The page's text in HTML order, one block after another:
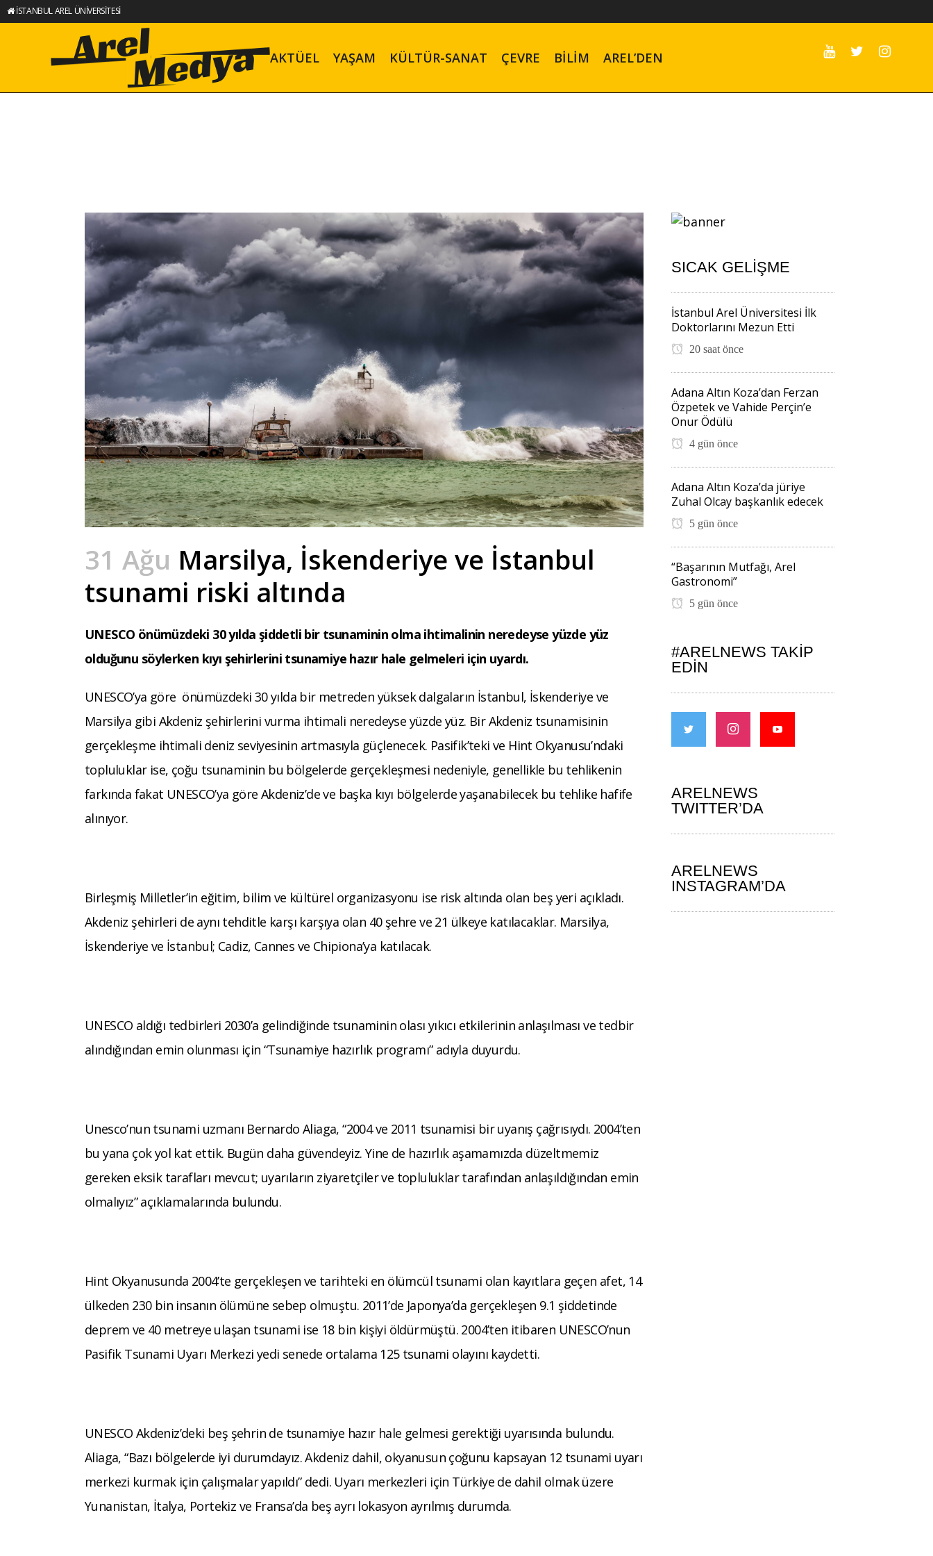
İSTANBUL AREL ÜNİVERSİTESİ
AKTÜEL YAŞAM KÜLTÜR-SANAT ÇEVRE BILIM AREL’DEN
31 Ağu Marsilya, İskenderiye ve İstanbul
tsunami riski altında
UNESCO önümüzdeki 30 yılda şiddetli bir tsunaminin olma ihtimalinin neredeyse yüzde yüz
olduğunu söylerken kıyı şehirlerini tsunamiye hazır hale gelmeleri için uyardı.
UNESCO’ya göre önümüzdeki 30 yılda bir metreden yüksek dalgaların İstanbul, İskenderiye ve
Marsilya gibi Akdeniz şehirlerini vurma ihtimali neredeyse yüzde yüz. Bir Akdeniz tsunamisinin
gerçekleşme ihtimali deniz seviyesinin artmasıyla güçlenecek. Pasifik’teki ve Hint Okyanusu’ndaki
topluluklar ise, çoğu tsunaminin bu bölgelerde gerçekleşmesi nedeniyle, genellikle bu tehlikenin
farkında fakat UNESCO’ya göre Akdeniz’de ve başka kıyı bölgelerde yaşanabilecek bu tehlike hafife
alınıyor.
Birleşmiş Milletler’in eğitim, bilim ve kültürel organizasyonu ise risk altında olan beş yeri açıkladı.
Akdeniz şehirleri de aynı tehditle karşı karşıya olan 40 şehre ve 21 ülkeye katılacaklar. Marsilya,
İskenderiye ve İstanbul; Cadiz, Cannes ve Chipiona’ya katılacak.
UNESCO aldığı tedbirleri 2030’a gelindiğinde tsunaminin olası yıkıcı etkilerinin anlaşılması ve tedbir
alındığından emin olunması için “Tsunamiye hazırlık programı” adıyla duyurdu.
Unesco’nun tsunami uzmanı Bernardo Aliaga, “2004 ve 2011 tsunamisi bir uyanış çağrısıydı. 2004’ten
bu yana çok yol kat ettik. Bugün daha güvendeyiz. Yine de hazırlık aşamamızda düzeltmemiz
gereken eksik tarafları mevcut; uyarıların ziyaretçiler ve topluluklar tarafından anlaşıldığından emin
olmalıyız” açıklamalarında bulundu.
Hint Okyanusunda 2004’te gerçekleşen ve tarihteki en ölümcül tsunami olan kayıtlara geçen afet, 14
ülkeden 230 bin insanın ölümüne sebep olmuştu. 2011’de Japonya’da gerçekleşen 9.1 şiddetinde
deprem ve 40 metreye ulaşan tsunami ise 18 bin kişiyi öldürmüştü. 2004’ten itibaren UNESCO’nun
Pasifik Tsunami Uyarı Merkezi yedi senede ortalama 125 tsunami olayını kaydetti.
UNESCO Akdeniz’deki beş şehrin de tsunamiye hazır hale gelmesi gerektiği uyarısında bulundu.
Aliaga, “Bazı bölgelerde iyi durumdayız. Akdeniz dahil, okyanusun çoğunu kapsayan 12 tsunami uyarı
merkezi kurmak için çalışmalar yapıldı” dedi. Uyarı merkezleri için Türkiye de dahil olmak üzere
Yunanistan, İtalya, Portekiz ve Fransa’da beş ayrı lokasyon ayrılmış durumda.
SICAK GELIŞME
İstanbul Arel Üniversitesi İlk
Doktorlarını Mezun Etti
20 saat önce
Adana Altın Koza’dan Ferzan
Özpetek ve Vahide Perçin’e
Onur Ödülü
4 gün önce
Adana Altın Koza’da jüriye
Zuhal Olcay başkanlık edecek
5 gün önce
“Başarının Mutfağı, Arel
Gastronomi”
5 gün önce
#ARELNEWS TAKIP
EDIN
ARELNEWS
TWITTER’DA
ARELNEWS
INSTAGRAM’DA